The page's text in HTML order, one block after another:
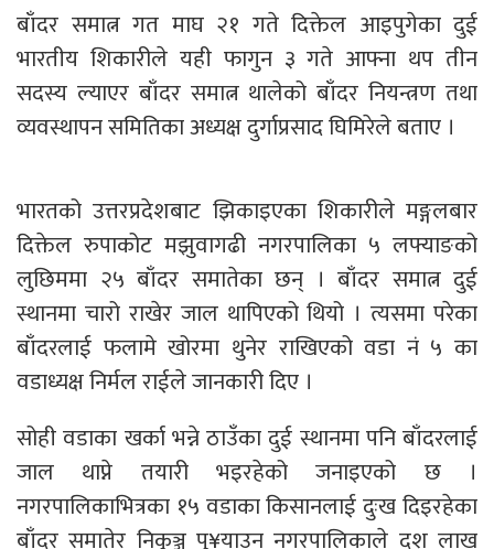
बाँदर समात्न गत माघ २१ गते दिक्तेल आइपुगेका दुई
भारतीय शिकारीले यही फागुन ३ गते आफ्ना थप तीन
सदस्य ल्याएर बाँदर समात्न थालेको बाँदर नियन्त्रण तथा
व्यवस्थापन समितिका अध्यक्ष दुर्गाप्रसाद घिमिरेले बताए ।
भारतको उत्तरप्रदेशबाट झिकाइएका शिकारीले मङ्गलबार
दिक्तेल रुपाकोट मझुवागढी नगरपालिका ५ लफ्याङको
लुछिममा २५ बाँदर समातेका छन् । बाँदर समात्न दुई
स्थानमा चारो राखेर जाल थापिएको थियो । त्यसमा परेका
बाँदरलाई फलामे खोरमा थुनेर राखिएको वडा नं ५ का
वडाध्यक्ष निर्मल राईले जानकारी दिए ।
सोही वडाका खर्का भन्ने ठाउँका दुई स्थानमा पनि बाँदरलाई
जाल थाप्ने तयारी भइरहेको जनाइएको छ ।
नगरपालिकाभित्रका १५ वडाका किसानलाई दुःख दिइरहेका
बाँदर समातेर निकुञ्ज पु¥याउन नगरपालिकाले दश लाख